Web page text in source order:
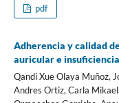
pdf
Adherencia y calidad
auricular e
Qandi Xue Olaya Muñoz,
Andres Ortiz, Carla